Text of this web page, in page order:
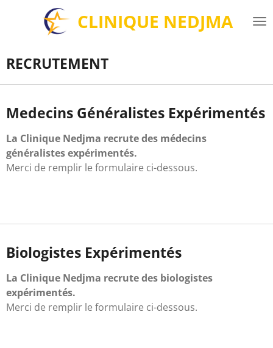
principal
CLINIQUE NEDJMA
RECRUTEMENT
Medecins Généralistes Expérimentés
La Clinique Nedjma recrute des médecins
généralistes expérimentés.
Merci de remplir le formulaire ci-dessous.
Biologistes Expérimentés
La Clinique Nedjma recrute des biologistes
expérimentés.
Merci de remplir le formulaire ci-dessous.